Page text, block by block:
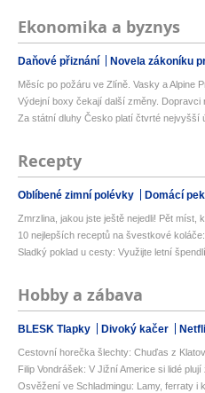
Ekonomika a byznys
Daňové přiznání Novela zákoníku
Měsíc po požáru ve Zlíně. Vasky a Alpine
Výdejní boxy čekají další změny. Dopravci
Za státní dluhy Česko platí čtvrté nejvyšší
Recepty
Oblíbené zimní polévky Domácí
Zmrzlina, jakou jste ještě nejedli! Pět míst,
10 nejlepších receptů na švestkové
Sladký poklad u cesty: Využijte letní
Hobby a zábava
BLESK Tlapky Divoký kačer
Cestovní horečka šlechty: Chuďas z
Filip Vondrášek: V Jižní Americe si lidé plují
Osvěžení ve Schladmingu: Lamy, ferraty i